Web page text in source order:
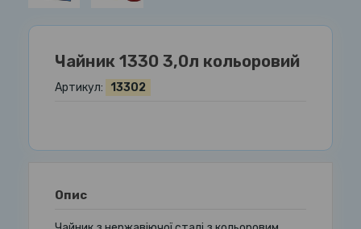
Чайник 1330 3,0л кольоровий
Артикул: 13302
Опис